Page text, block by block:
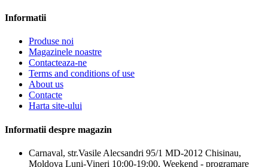
Informatii
Produse noi
Magazinele noastre
Contacteaza-ne
Terms and conditions of use
About us
Сontacte
Harta site-ului
Informatii despre magazin
Carnaval, str.Vasile Alecsandri 95/1 MD-2012 Chisinau,
Moldova Luni-Vineri 10:00-19:00, Weekend - programare